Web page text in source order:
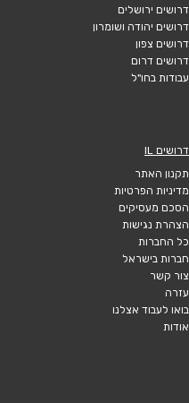
דרושים ירושלים
דרושים יהודה ושומרון
דרושים צפון
דרושים דרום
עבודות בחו"ל
דרושים IL
תקנון האתר
מדיניות הפרטיות
הסכם מעסיקים
הצהרת נגישות
כל החברות
חברות בישראל
צור קשר
עזרה
בואו לעבוד אצלנו
אודות